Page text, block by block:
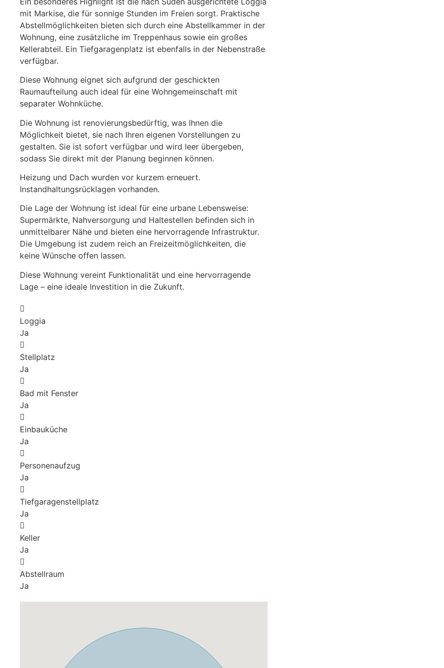
mit Markise, die für sonnige Stunden im Freien sorgt. Praktische
Abstellmöglichkeiten bieten sich durch eine Abstellkammer in der
Wohnung, eine zusätzliche im Treppenhaus sowie ein großes
Kellerabteil. Ein Tiefgaragenplatz ist ebenfalls in der Nebenstraße
verfügbar.
Diese Wohnung eignet sich aufgrund der geschickten
Raumaufteilung auch ideal für eine Wohngemeinschaft mit
separater Wohnküche.
Die Wohnung ist renovierungsbedürftig, was Ihnen die
Möglichkeit bietet, sie nach Ihren eigenen Vorstellungen zu
gestalten. Sie ist sofort verfügbar und wird leer übergeben,
sodass Sie direkt mit der Planung beginnen können.
Heizung und Dach wurden vor kurzem erneuert.
Instandhaltungsrücklagen vorhanden.
Die Lage der Wohnung ist ideal für eine urbane Lebensweise:
Supermärkte, Nahversorgung und Haltestellen befinden sich in
unmittelbarer Nähe und bieten eine hervorragende Infrastruktur.
Die Umgebung ist zudem reich an Freizeitmöglichkeiten, die
keine Wünsche offen lassen.
Diese Wohnung vereint Funktionalität und eine hervorragende
Lage – eine ideale Investition in die Zukunft.
Loggia
Ja
Stellplatz
Ja
Bad mit Fenster
Ja
Einbauküche
Ja
Personenaufzug
Ja
Tiefgaragenstellplatz
Ja
Keller
Ja
Abstellraum
Ja